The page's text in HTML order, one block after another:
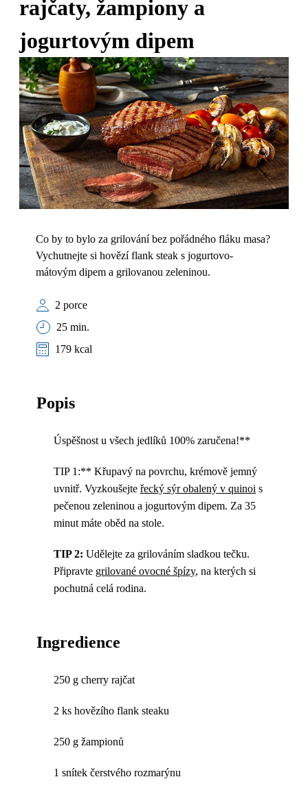
rajčaty, žampiony a
jogurtovým dipem
Co by to bylo za grilování bez pořádného fláku masa?
Vychutnejte si hovězí flank steak s jogurtovo-
mátovým dipem a grilovanou zeleninou.
2 porce
25 min.
179 kcal
Popis
Úspěšnost u všech jedlíků 100% zaručena!**
TIP 1:** Křupavý na povrchu, krémově jemný
uvnitř. Vyzkoušejte řecký sýr obalený v quinoi s
pečenou zeleninou a jogurtovým dipem. Za 35
minut máte oběd na stole.
TIP 2: Udělejte za grilováním sladkou tečku.
Připravte grilované ovocné špízy, na kterých si
pochutná celá rodina.
Ingredience
250 g cherry rajčat
2 ks hovězího flank steaku
250 g žampionů
1 snítek čerstvého rozmarýnu